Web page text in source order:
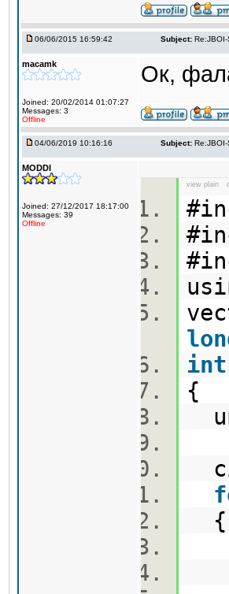
06/06/2015 16:59:42 Subject: Re:JBOI-
macamk
Joined: 20/02/2014 01:07:27
Messages: 3
Offline
Ок,
04/06/2019 10:16:16 Subject: Re:JBOI-
MODDI
Joined: 27/12/2017 18:17:00
Messages: 39
Offline
view plain
int